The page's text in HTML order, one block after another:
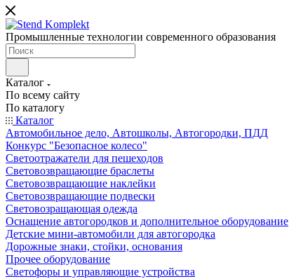
Промышленные технологии современного образования
Каталог
По всему сайту
По каталогу
Каталог
Автомобильное дело, Автошколы, Автогородки, ПДД
Конкурс "Безопасное колесо"
Светоотражатели для пешеходов
Световозвращающие браслеты
Световозвращающие наклейки
Световозвращающие подвески
Световозращающая одежда
Оснащение автогородков и дополнительное оборудование
Детские мини-автомобили для автогородка
Дорожные знаки, стойки, основания
Прочее оборудование
Светофоры и управляющие устройства